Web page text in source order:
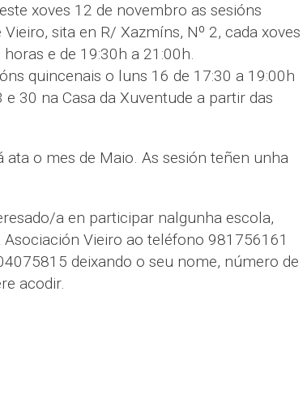
xoves 12 de novembro as sesións
sita en R/ Xazmíns, Nº 2, cada xoves
e de 19:30h a 21:00h.
quincenais o luns 16 de 17:30 a 19:00h
30 na Casa da Xuventude a partir das
ata o mes de Maio. As sesión teñen unha
a en participar nalgunha escola,
Vieiro ao teléfono 981756161
deixando o seu nome, número de
acodir.